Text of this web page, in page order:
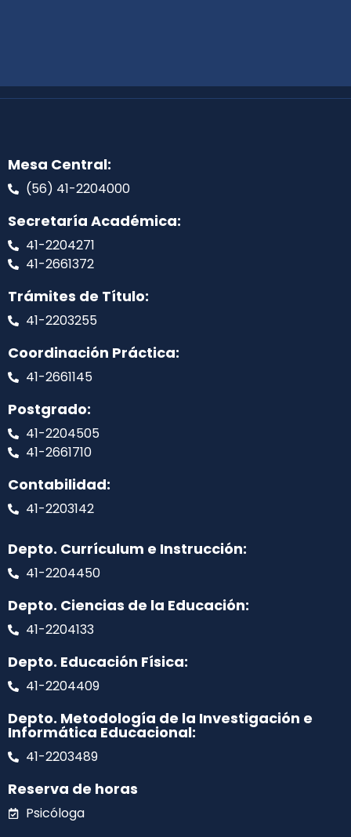
Mesa Central:
(56) 41-2204000
Secretaría Académica:
41-2204271
41-2661372
Trámites de Título:
41-2203255
Coordinación Práctica:
41-2661145
Postgrado:
41-2204505
41-2661710
Contabilidad:
41-2203142
Depto. Currículum e Instrucción:
41-2204450
Depto. Ciencias de la Educación:
41-2204133
Depto. Educación Física:
41-2204409
Depto. Metodología de la Investigación e
Informática Educacional:
41-2203489
Reserva de horas
Psicóloga